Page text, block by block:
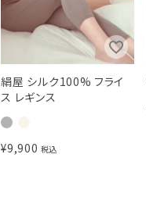
絹屋 シルク100% フライ
ス レギンス
¥9,900 税込